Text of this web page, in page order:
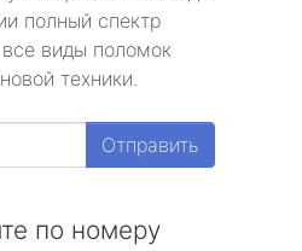
полный спектр
виды поломок
техники.
Отправить
по номеру